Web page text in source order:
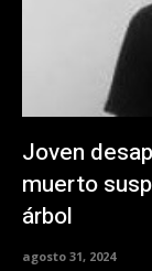
Joven
muerto
árbol
agosto 31, 2024